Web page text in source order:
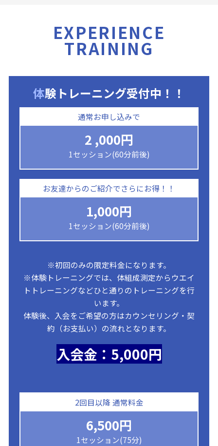
EXPERIENCE
TRAINING
体験トレーニング受付中！！
通常お申し込みで
2 ,000円
1セッション(60分前後)
お友達からのご紹介でさらにお得！！
1,000円
1セッション(60分前後)
※初回のみの限定料金になります。
※体験トレーニングでは、体組成測定からウエイ
トトレーニングなどひと通りのトレーニングを行
います。
体験後、入会をご希望の方はカウンセリング・契
約（お支払い）の流れとなります。
入会金：5,000円
2回目以降 通常料金
6,500円
1セッション(75分)